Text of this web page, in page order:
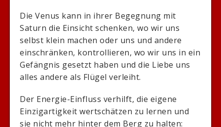
Die Venus kann in ihrer Begegnung mit
Saturn die Einsicht schenken, wo wir uns
selbst klein machen oder uns und andere
einschränken, kontrollieren, wo wir uns in ein
Gefängnis gesetzt haben und die Liebe uns
alles andere als Flügel verleiht.
Der Energie-Einfluss verhilft, die eigene
Einzigartigkeit wertschätzen zu lernen und
sie nicht mehr hinter dem Berg zu halten: